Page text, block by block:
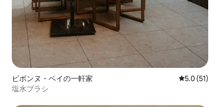
ビボンヌ・ベイの一軒家 レビュー51
5.0 (51)
塩水ブラシ